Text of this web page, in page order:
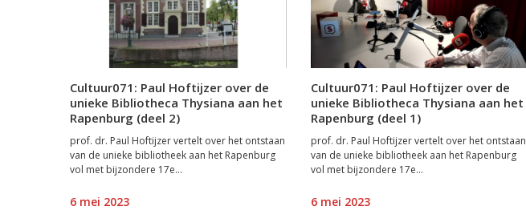
Cultuur071: Paul Hoftijzer over de
unieke Bibliotheca Thysiana aan het
Rapenburg (deel 2)
prof. dr. Paul Hoftijzer vertelt over het ontstaan
van de unieke bibliotheek aan het Rapenburg
vol met bijzondere 17e...
6 mei 2023
Cultuur071: Paul Hoftijzer over de
unieke Bibliotheca Thysiana aan het
Rapenburg (deel 1)
prof. dr. Paul Hoftijzer vertelt over het ontstaan
van de unieke bibliotheek aan het Rapenburg
vol met bijzondere 17e...
6 mei 2023